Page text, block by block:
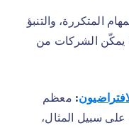
المتكررة، والتنبؤ
يمكّن الشركات من
: معظم
على سبيل المثال،